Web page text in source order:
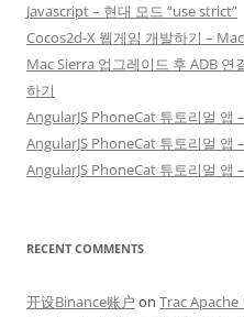
Javascript – 현대 모드 “use strict”
Cocos2d-X 웹게임 개발하기 –
Mac Sierra 업그레이드 후 ADB
하기
AngularJS PhoneCat 튜토리얼 앱
AngularJS PhoneCat 튜토리얼 앱
AngularJS PhoneCat 튜토리얼 앱
RECENT COMMENTS
开设Binance账户 on Trac Apache